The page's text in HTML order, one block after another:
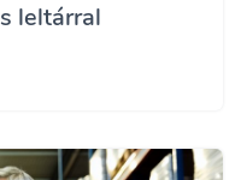
leltárral